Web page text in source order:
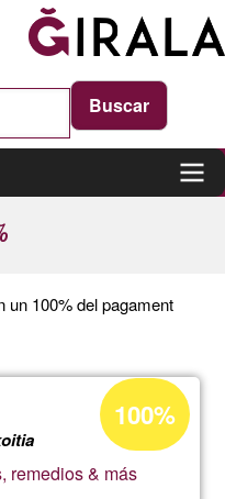
les accions addicionals
100% del pagament
remedios & más
Percentatge
d'acceptació
de
G1
100%